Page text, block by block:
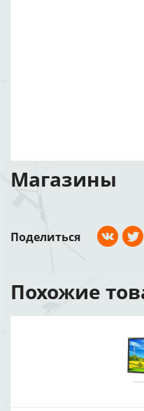
Магазины
Поделиться
Похожие